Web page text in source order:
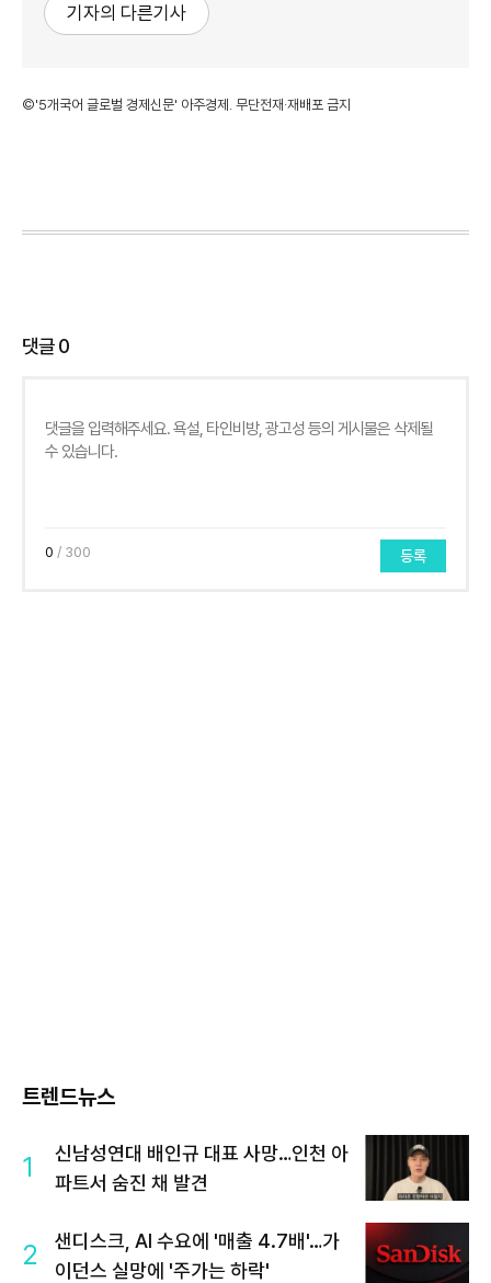
기자의 다른기사
©'5개국어 글로벌 경제신문' 아주경제. 무단전재·재배포 금지
댓글0
0 / 300 등록
트렌드뉴스
1
신남성연대 배인규 대표 사망…인천 아
파트서 숨진 채 발견
2
샌디스크, AI 수요에 '매출 4.7배'…가
이던스 실망에 '주가는 하락'